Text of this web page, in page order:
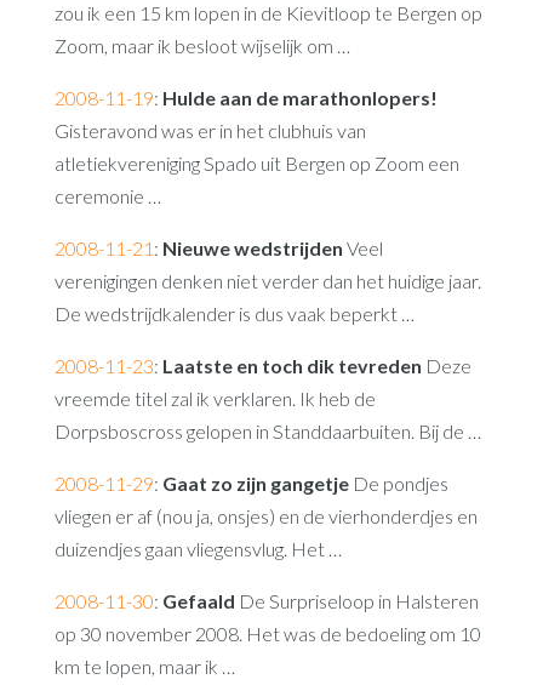
zou ik een 15 km lopen in de Kievitloop te Bergen op
Zoom, maar ik besloot wijselijk om …
2008-11-19: Hulde aan de marathonlopers!
Gisteravond was er in het clubhuis van
atletiekvereniging Spado uit Bergen op Zoom een
ceremonie …
2008-11-21 : Nieuwe wedstrijden Veel
verenigingen denken niet verder dan het huidige jaar.
De wedstrijdkalender is dus vaak beperkt …
2008-11-23: Laatste en toch dik tevreden Deze
vreemde titel zal ik verklaren. Ik heb de
Dorpsboscross gelopen in Standdaarbuiten. Bij de …
2008-11-29: Gaat zo zijn gangetjeDe pondjes
vliegen er af (nou ja, onsjes) en de vierhonderdjes en
duizendjes gaan vliegensvlug. Het …
2008-11-30: Gefaald De Surpriseloop in Halsteren
op 30 november 2008. Het was de bedoeling om 10
km te lopen, maar ik …